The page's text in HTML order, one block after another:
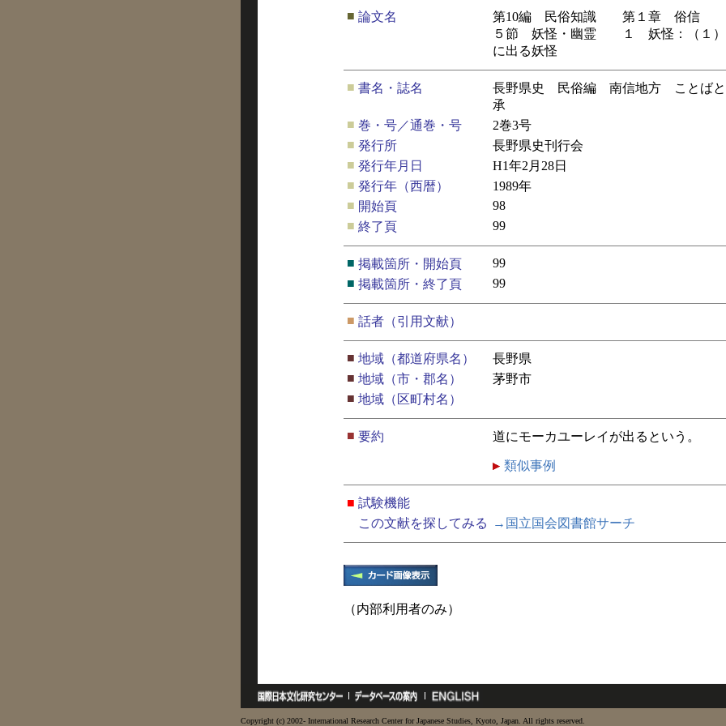
■ 論文名
第10編 民俗知識 第１章 俗信
５節 妖怪・幽霊 １ 妖怪：（１）
に出る妖怪
■ 書名・誌名
長野県史 民俗編 南信地方 ことば
承
■ 巻・号／通巻・号
2巻3号
■ 発行所
長野県史刊行会
■ 発行年月日
H1年2月28日
■ 発行年（西暦）
1989年
■ 開始頁
98
■ 終了頁 99
■ 掲載箇所・開始頁
99
■ 掲載箇所・終了頁 99
■ 話者（引用文献）
■ 地域（都道府県名）
長野県
■ 地域（市・郡名）
茅野市
■ 地域（区町村名）
■ 要約 道にモーカユーレイが出るという。
類似事例
■ 試験機能
この文献を探してみる
→国立国会図書館サーチ
（内部利用者のみ）
Copyright (c) 2002- International Research Center for Japanese Studies, Kyoto, Japan. All rights reserved.